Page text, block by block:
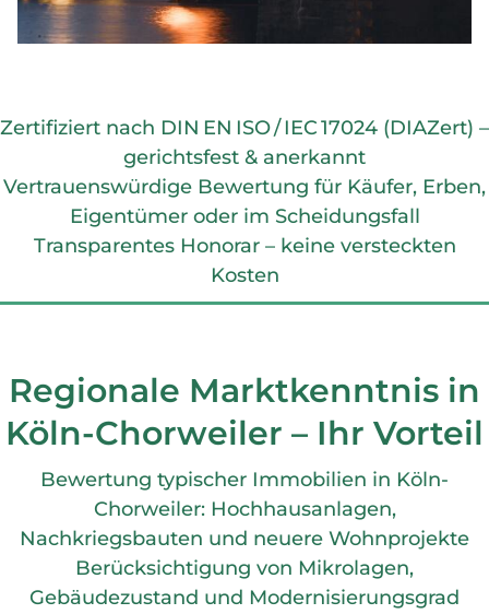
Zertifiziert nach DIN EN ISO / IEC 17024 (DIAZert) –
gerichtsfest & anerkannt
Vertrauenswürdige Bewertung für Käufer, Erben,
Eigentümer oder im Scheidungsfall
Transparentes Honorar – keine versteckten
Kosten
Regionale Marktkenntnis in
Köln-Chorweiler – Ihr Vorteil
Bewertung typischer Immobilien in Köln-
Chorweiler: Hochhausanlagen,
Nachkriegsbauten und neuere Wohnprojekte
Berücksichtigung von Mikrolagen,
Gebäudezustand und Modernisierungsgrad